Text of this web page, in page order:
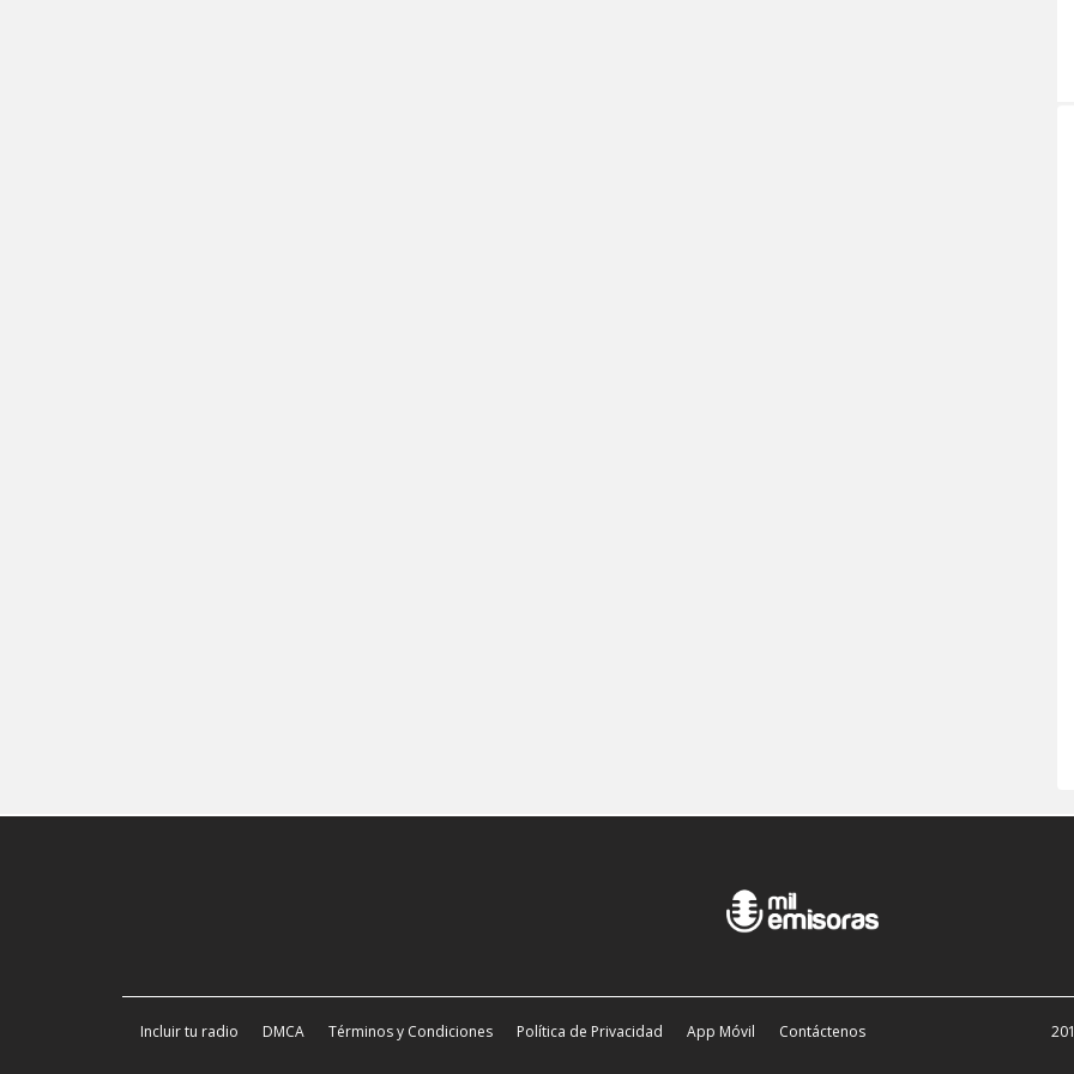
Incluir tu radio DMCA Términos y Condiciones Política de Privacidad App Móvil Contáctenos